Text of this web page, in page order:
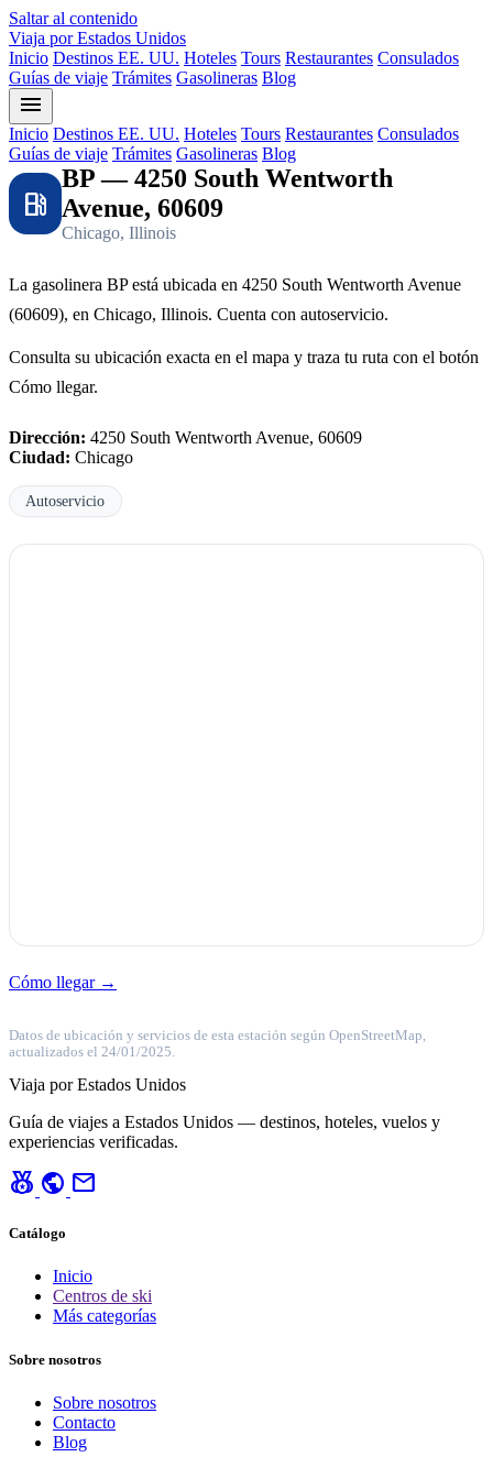
Saltar al contenido
Viaja por Estados Unidos
Inicio Destinos EE. UU. Hoteles Tours Restaurantes Consulados
Guías de viaje Trámites Gasolineras Blog
menu
Inicio Destinos EE. UU. Hoteles Tours Restaurantes Consulados
Guías de viaje Trámites Gasolineras Blog
local_gas_station
BP — 4250 South Wentworth
Avenue, 60609
Chicago, Illinois
La gasolinera BP está ubicada en 4250 South Wentworth Avenue
(60609), en Chicago, Illinois. Cuenta con autoservicio.
Consulta su ubicación exacta en el mapa y traza tu ruta con el botón
Cómo llegar.
Dirección: 4250 South Wentworth Avenue, 60609
Ciudad: Chicago
Autoservicio
Cómo llegar →
Datos de ubicación y servicios de esta estación según OpenStreetMap,
actualizados el 24/01/2025.
Viaja por Estados Unidos
Guía de viajes a Estados Unidos — destinos, hoteles, vuelos y
experiencias verificadas.
social_leaderboard public mail
Catálogo
Inicio
Centros de ski
Más categorías
Sobre nosotros
Sobre nosotros
Contacto
Blog